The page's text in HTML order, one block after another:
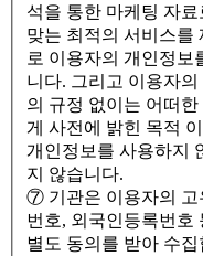
석을 통한 마케팅 자
맞는 최적의 서비스를
로 이용자의 개인정보
니다. 그리고 이용자
의 규정 없이는 어떠
게 사전에 밝힌 목적
개인정보를 사용하지
지 않습니다.
⑦ 기관은 이용자의 고
번호, 외국인등록번호
별도 동의를 받아 수